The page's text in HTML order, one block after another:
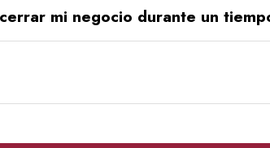
mi negocio durante un